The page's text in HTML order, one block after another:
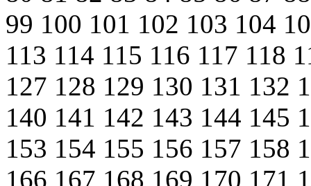
99 100 101 102 103 104
113 114 115 116 117 118
127 128 129 130 131 132
140 141 142 143 144 145
153 154 155 156 157 158
166 167 168 169 170 171